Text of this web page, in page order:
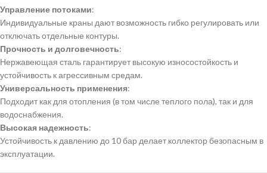
Управление потоками:
Индивидуальные краны дают возможность гибко регулировать или
отключать отдельные контуры.
Прочность и долговечность:
Нержавеющая сталь гарантирует высокую износостойкость и
устойчивость к агрессивным средам.
Универсальность применения:
Подходит как для отопления (в том числе теплого пола), так и для
водоснабжения.
Высокая надежность:
Устойчивость к давлению до 10 бар делает коллектор безопасным в
эксплуатации.